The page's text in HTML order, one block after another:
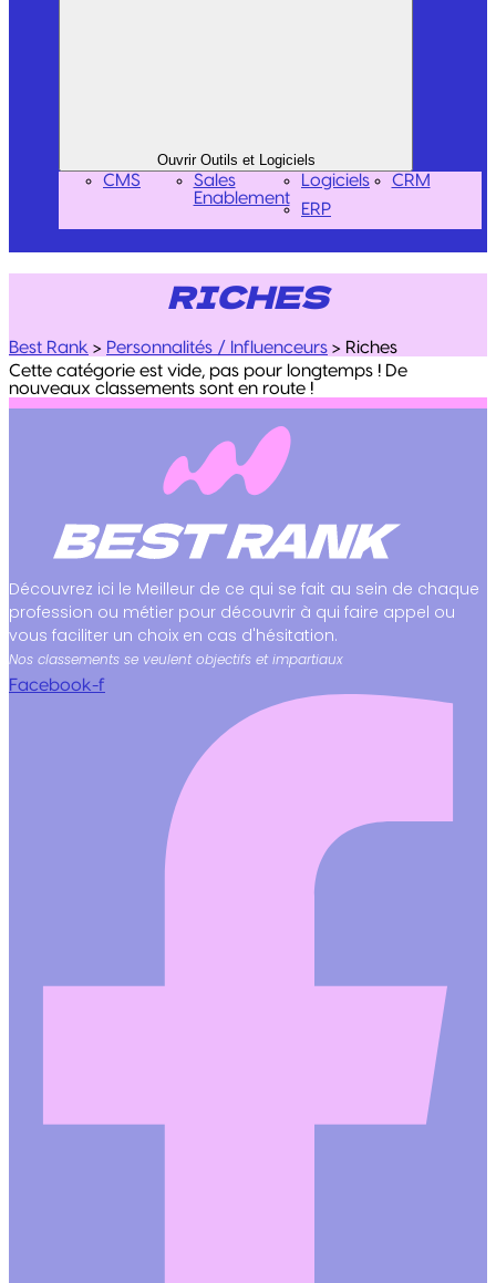
Ouvrir Outils et Logiciels
CMS
Sales
Enablement
Logiciels
CRM
ERP
RICHES
Best Rank > Personnalités / Influenceurs > Riches
Cette catégorie est vide, pas pour longtemps ! De
nouveaux classements sont en route !
Découvrez ici le Meilleur de ce qui se fait au sein de chaque
profession ou métier pour découvrir à qui faire appel ou
vous faciliter un choix en cas d'hésitation.
Nos classements se veulent objectifs et impartiaux
Facebook-f